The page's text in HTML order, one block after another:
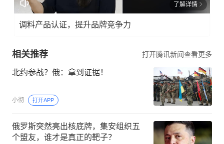
了解详情
调料产品认证，提升品牌竞争力
相关推荐 打开腾讯新闻查看更多
北约参战？俄：拿到证据！
小彻 打开APP
俄罗斯突然亮出核底牌，集安组织五
个盟友，谁才是真正的靶子？